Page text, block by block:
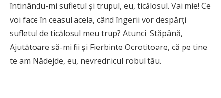
întinându-mi sufletul şi trupul, eu, ticălosul. Vai mie! Ce
voi face în ceasul acela, când îngerii vor despărţi
sufletul de ticălosul meu trup? Atunci, Stăpână,
Ajutătoare să-mi fii şi Fierbinte Ocrotitoare, că pe tine
te am Nădejde, eu, nevrednicul robul tău.